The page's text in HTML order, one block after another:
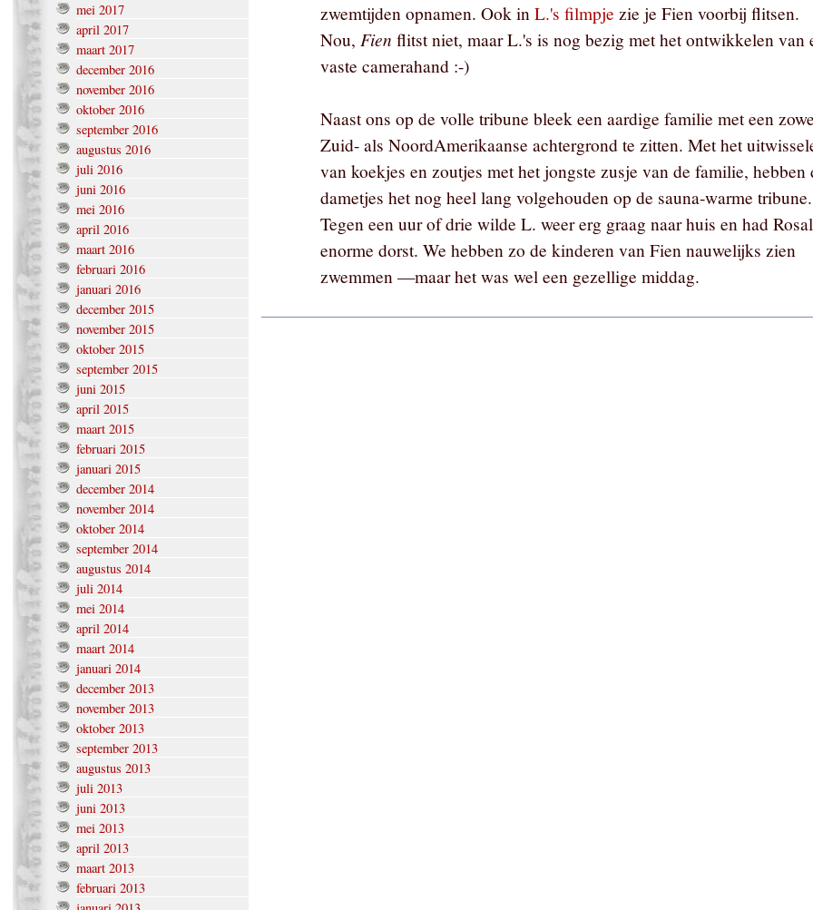
mei 2017
april 2017
maart 2017
december 2016
november 2016
oktober 2016
september 2016
augustus 2016
juli 2016
juni 2016
mei 2016
april 2016
maart 2016
februari 2016
januari 2016
december 2015
november 2015
oktober 2015
september 2015
juni 2015
april 2015
maart 2015
februari 2015
januari 2015
december 2014
november 2014
oktober 2014
september 2014
augustus 2014
juli 2014
mei 2014
april 2014
maart 2014
januari 2014
december 2013
november 2013
oktober 2013
september 2013
augustus 2013
juli 2013
juni 2013
mei 2013
april 2013
maart 2013
februari 2013
zwemtijden opnamen. Ook in L.'s filmpje zie je Fien voorbij flitsen.
Nou, Fien flitst niet, maar L.'s is nog bezig met het ontwikkelen van
vaste camerahand :-)
Naast ons op de volle tribune bleek een aardige familie met een
Zuid- als NoordAmerikaanse achtergrond te zitten. Met het
van koekjes en zoutjes met het jongste zusje van de familie, hebben
dametjes het nog heel lang volgehouden op de sauna-warme tribune.
Tegen een uur of drie wilde L. weer erg graag naar huis en had
enorme dorst. We hebben zo de kinderen van Fien nauwelijks zien
zwemmen —maar het was wel een gezellige middag.